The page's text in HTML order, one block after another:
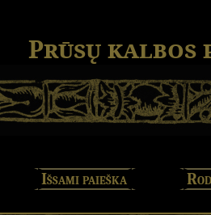
Prūsų kalbos
Išsami paieška